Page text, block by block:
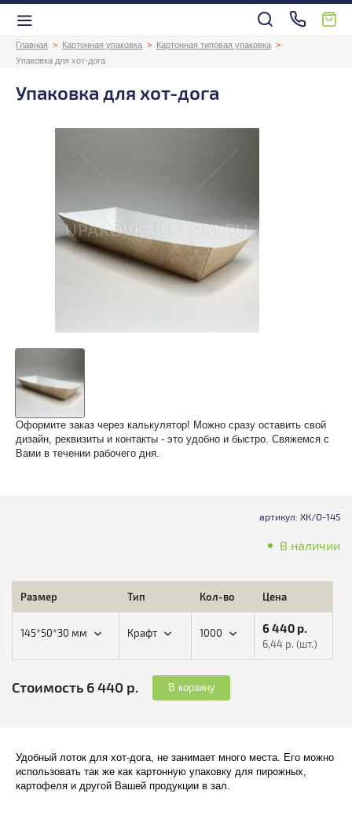
Главная Картонная упаковка
Картонная типовая упаковка
Упаковка для хот-дога
Упаковка для хот-дога
Оформите заказ через калькулятор! Можно сразу оставить свой
дизайн, реквизиты и контакты - это удобно и быстро. Свяжемся с
Вами в течении рабочего дня.
артикул: ХК/О-145
В наличии
Размер Тип Кол-во Цена
145*50*30 мм Крафт 1000 6 440 р.
6,44 р. (шт.)
Стоимость 6 440 р. В корзину
Удобный лоток для хот-дога, не занимает много места. Его можно
использовать так же как картонную упаковку для пирожных,
картофеля и другой Вашей продукции в зал.